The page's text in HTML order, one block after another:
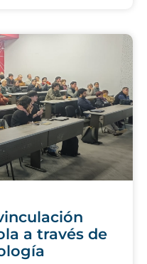
a través de